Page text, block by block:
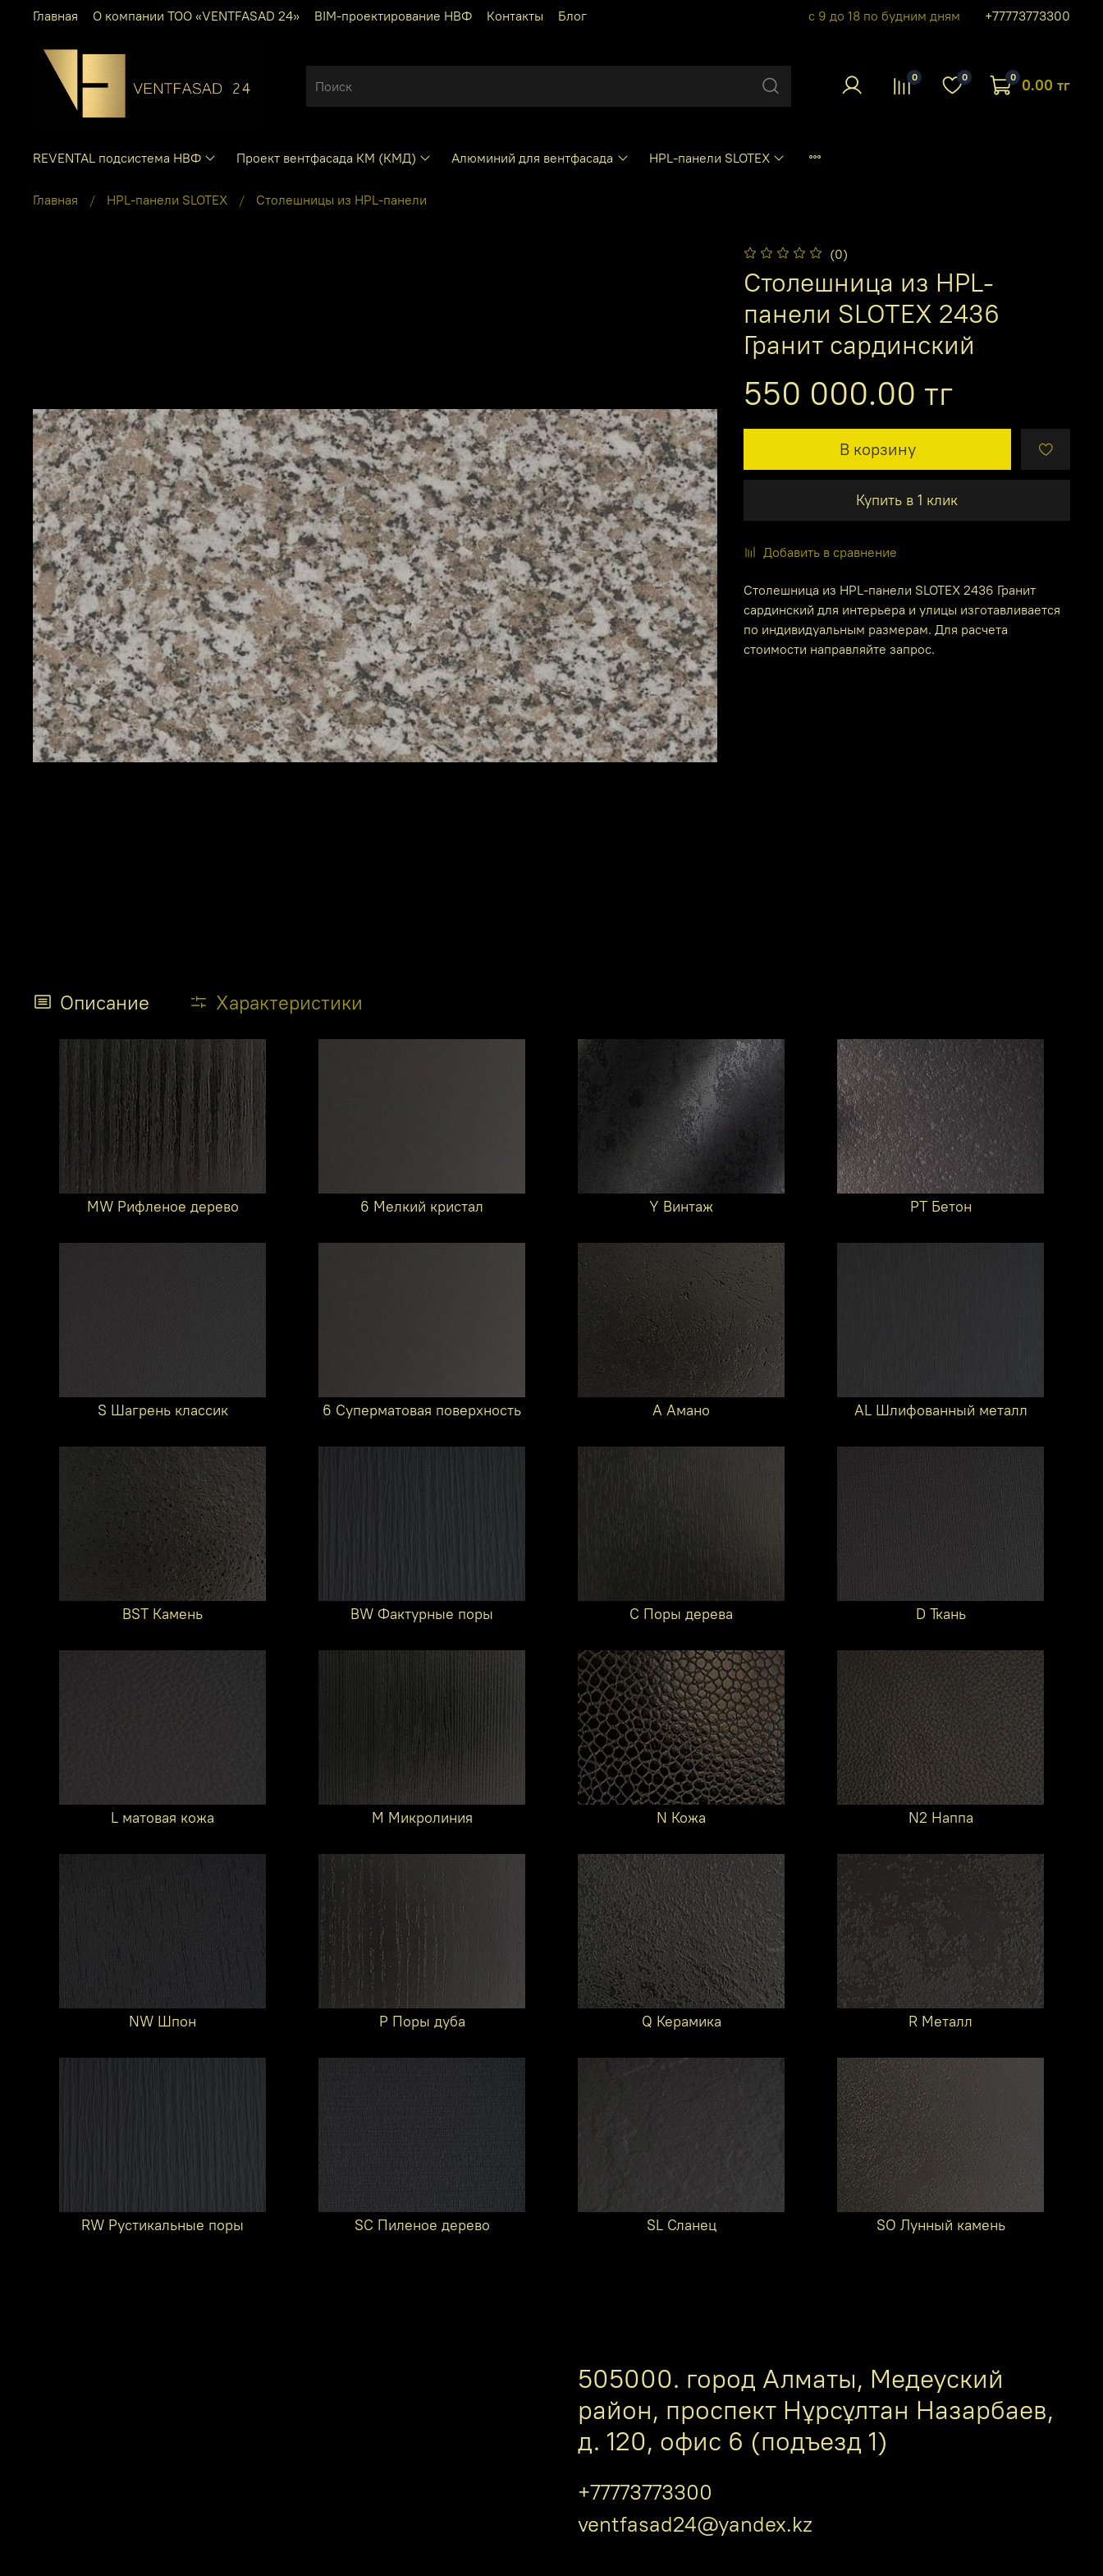
Главная О компании ТОО «VENTFASAD 24» BIM-проектирование НВФ Контакты Блог с 9 до 18 по будним дням +77773773300
0 0 0 0.00 тг
REVENTAL подсистема НВФ Проект вентфасада КМ (КМД) Алюминий для вентфасада HPL-панели SLOTEX
Главная HPL-панели SLOTEX Столешницы из HPL-панели
(0)
Столешница из HPL-
панели SLOTEX 2436
Гранит сардинский
550 000.00 тг
В корзину
Купить в 1 клик
Добавить в сравнение
Столешница из HPL-панели SLOTEX 2436 Гранит
сардинский для интерьера и улицы изготавливается
по индивидуальным размерам. Для расчета
стоимости направляйте запрос.
Описание Характеристики
MW Рифленое дерево 6 Мелкий кристал Y Винтаж PT Бетон
S Шагрень классик 6 Суперматовая поверхность A Амано AL Шлифованный металл
BST Камень BW Фактурные поры C Поры дерева D Ткань
L матовая кожа M Микролиния N Кожа N2 Наппа
NW Шпон P Поры дуба Q Керамика R Металл
RW Рустикальные поры SC Пиленое дерево SL Сланец SO Лунный камень
505000. город Алматы, Медеуский
район, проспект Нұрсұлтан Назарбаев,
д. 120, офис 6 (подъезд 1)
+77773773300
ventfasad24@yandex.kz